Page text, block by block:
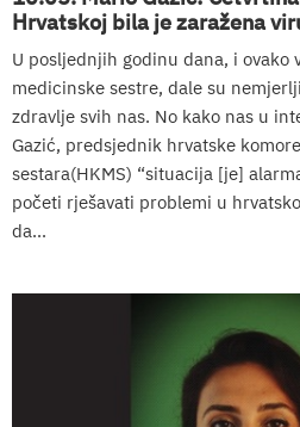
Hrvatskoj bila je zaražena
U posljednjih godinu dana, i ovako
medicinske sestre, dale su
zdravlje svih nas. No kako nas u
Gazić, predsjednik hrvatske
sestara(HKMS) “situacija [je]
početi rješavati problemi u
da...